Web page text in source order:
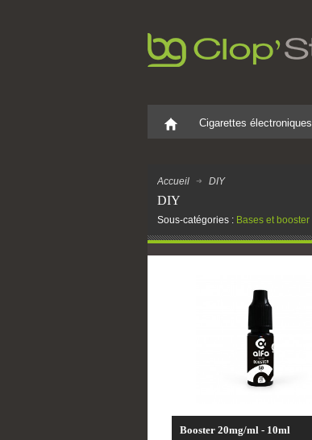
Cigarettes électroniques
Accueil DIY
DIY
Sous-catégories : Bases et booster
Booster 20mg/ml - 10ml